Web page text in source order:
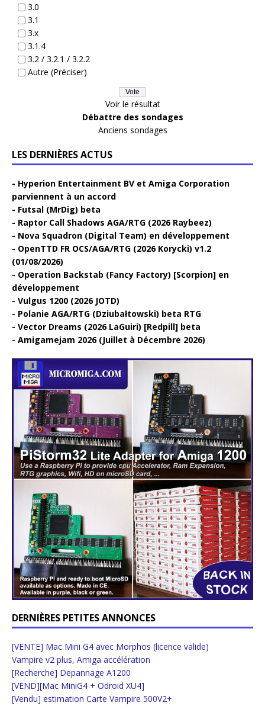
3.0
3.1
3.x
3.1.4
3.2 / 3.2.1 / 3.2.2
Autre (Préciser)
Voir le résultat
Débattre des sondages
Anciens sondages
LES DERNIÈRES ACTUS
Hyperion Entertainment BV et Amiga Corporation
parviennent à un accord
Futsal (MrDig) beta
Raptor Call Shadows AGA/RTG (2026 Raybeez)
Nova Squadron (Digital Team) en développement
OpenTTD FR OCS/AGA/RTG (2026 Korycki) v1.2
(01/08/2026)
Operation Backstab (Fancy Factory) [Scorpion] en
développement
Vulgus 1200 (2026 JOTD)
Polanie AGA/RTG (Dziubałtowski) beta RTG
Vector Dreams (2026 LaGuiri) [Redpill] beta
Amigamejam 2026 (Juillet à Décembre 2026)
DERNIÈRES PETITES ANNONCES
[VENTE] Mac Mini G4 avec Morphos (licence valide)
Vampire v2 plus, Amiga accélération
[Recherche] Depannage A1200
[VEND][Mac MiniG4 + Odroid XU4]
[Vendu] estimation Carte Vampire 500V2+